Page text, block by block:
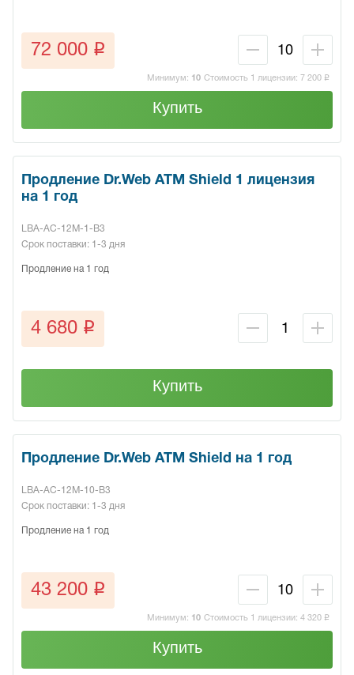
Минимум: 10 Стоимость 1 лицензии: 7 200 q
72 000 q
Купить
Продление Dr.Web ATM Shield 1 лицензия
на 1 год
LBA-AC-12M-1-B3
Срок поставки: 1-3 дня
Продление на 1 год
4 680 q
Купить
Продление Dr.Web ATM Shield на 1 год
LBA-AC-12M-10-B3
Срок поставки: 1-3 дня
Продление на 1 год
Минимум: 10 Стоимость 1 лицензии: 4 320 q
43 200 q
Купить